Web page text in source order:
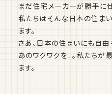
まだ住宅メーカーが勝手に
私たちはそんな日本の住ま
ます。
さあ、日本の住まいにも自
あのワクワクを…。私たちが
ます。